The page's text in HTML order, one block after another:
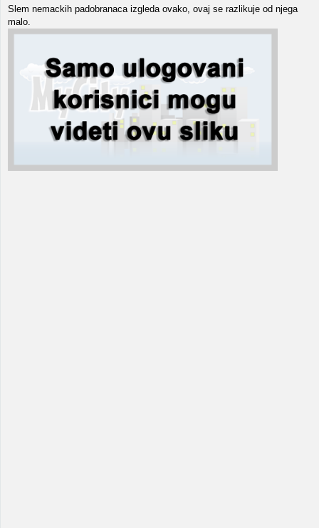
Slem nemackih padobranaca izgleda ovako, ovaj se razlikuje od njega
malo.